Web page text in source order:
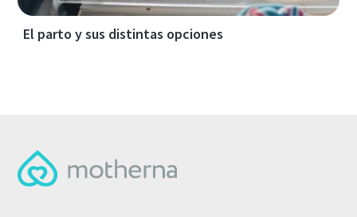
El parto y sus distintas opciones